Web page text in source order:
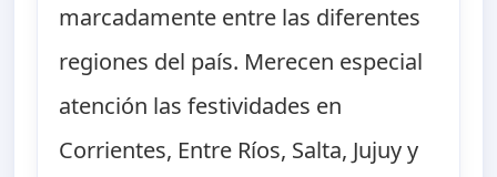
marcadamente entre las diferentes
regiones del país. Merecen especial
atención las festividades en
Corrientes, Entre Ríos, Salta, Jujuy y